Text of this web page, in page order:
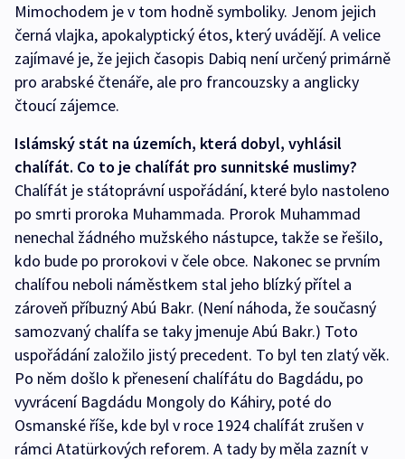
Mimochodem je v tom hodně symboliky. Jenom jejich
černá vlajka, apokalyptický étos, který uvádějí. A velice
zajímavé je, že jejich časopis Dabiq není určený primárně
pro arabské čtenáře, ale pro francouzsky a anglicky
čtoucí zájemce.
Islámský stát na územích, která dobyl, vyhlásil
chalífát. Co to je chalífát pro sunnitské muslimy?
Chalífát je státoprávní uspořádání, které bylo nastoleno
po smrti proroka Muhammada. Prorok Muhammad
nenechal žádného mužského nástupce, takže se řešilo,
kdo bude po prorokovi v čele obce. Nakonec se prvním
chalífou neboli náměstkem stal jeho blízký přítel a
zároveň příbuzný Abú Bakr. (Není náhoda, že současný
samozvaný chalífa se taky jmenuje Abú Bakr.) Toto
uspořádání založilo jistý precedent. To byl ten zlatý věk.
Po něm došlo k přenesení chalífátu do Bagdádu, po
vyvrácení Bagdádu Mongoly do Káhiry, poté do
Osmanské říše, kde byl v roce 1924 chalífát zrušen v
rámci Atatürkových reforem. A tady by měla zaznít v